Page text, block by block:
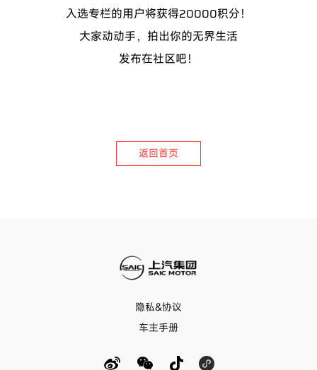
入选专栏的用户将获得20000积分！
大家动动手，拍出你的无界生活
发布在社区吧！
返回首页
隐私&协议
车主手册